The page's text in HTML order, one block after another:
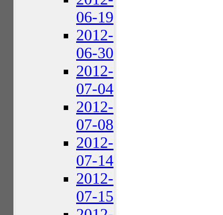
06-19
2012-
06-30
2012-
07-04
2012-
07-08
2012-
07-14
2012-
07-15